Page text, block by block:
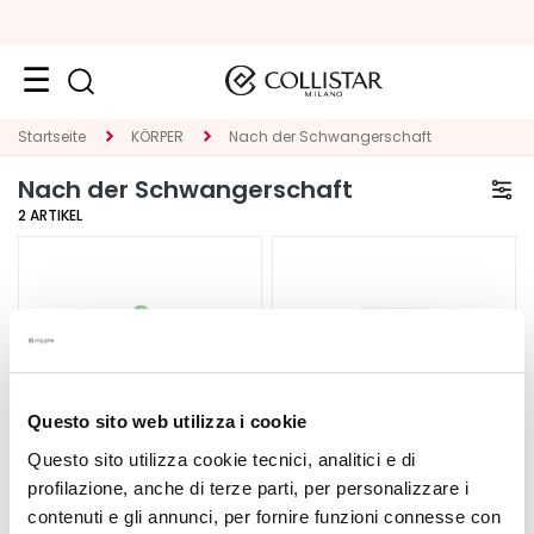
Questo sito web utilizza i cookie
Questo sito utilizza cookie tecnici, analitici e di
profilazione, anche di terze parti, per personalizzare i
contenuti e gli annunci, per fornire funzioni connesse con
Reiseformate
Neuheiten
A
T
O
Startseite KÖRPER Nach der Schwangerschaft
Nach der Schwangerschaft
2ARTIKEL